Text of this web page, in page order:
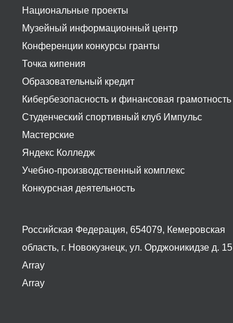
Национальные проекты
Музейный информационный центр
Конференции конкурсы гранты
Точка кипения
Образовательный кредит
Кибербезопасность и финансовая грамотность
Студенческий спортивный клуб Импульс
Мастерские
Яндекс Колледж
Учебно-производственный комплекс
Конкурсная деятельность
Российская Федерация, 654079, Кемеровская
область, г. Новокузнецк, ул. Орджоникидзе д. 15
Array
Array